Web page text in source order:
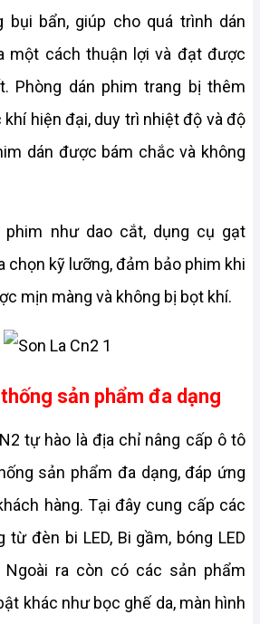
bụi bẩn, giúp cho quá trình dán
một cách thuận lợi và đạt được
Phòng dán phim trang bị thêm
hiện đại, duy trì nhiệt độ và độ
dán được bám chắc và không
phim như dao cắt, dụng cụ gạt
chọn kỹ lưỡng, đảm bảo phim khi
mịn màng và không bị bọt khí.
sản phẩm đa dạng
tự hào là địa chỉ nâng cấp ô tô
sản phẩm đa dạng, đáp ứng
hàng. Tại đây cung cấp các
đèn bi LED, Bi gầm, bóng LED
Ngoài ra còn có các sản phẩm
khác như bọc ghế da, màn hình